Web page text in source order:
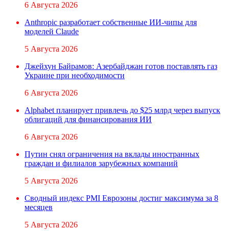
6 Августа 2026
Anthropic разработает собственные ИИ-чипы для
моделей Claude
5 Августа 2026
Джейхун Байрамов: Азербайджан готов поставлять газ
Украине при необходимости
6 Августа 2026
Alphabet планирует привлечь до $25 млрд через выпуск
облигаций для финансирования ИИ
6 Августа 2026
Путин снял ограничения на вклады иностранных
граждан и филиалов зарубежных компаний
5 Августа 2026
Сводный индекс PMI Еврозоны достиг максимума за 8
месяцев
5 Августа 2026